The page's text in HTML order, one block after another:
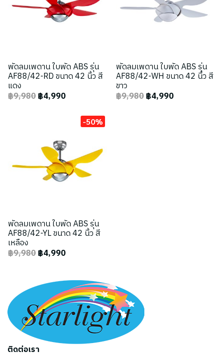
พัดลมเพดาน ใบพัด ABS รุ่น
AF88/42-RD ขนาด 42 นิ้ว สี
แดง
฿9,980฿4,990
พัดลมเพดาน ใบพัด ABS รุ่น
AF88/42-WH ขนาด 42 นิ้ว สี
ขาว
฿9,980฿4,990
-50%
พัดลมเพดาน ใบพัด ABS รุ่น
AF88/42-YL ขนาด 42 นิ้ว สี
เหลือง
฿9,980฿4,990
ติดต่อเรา